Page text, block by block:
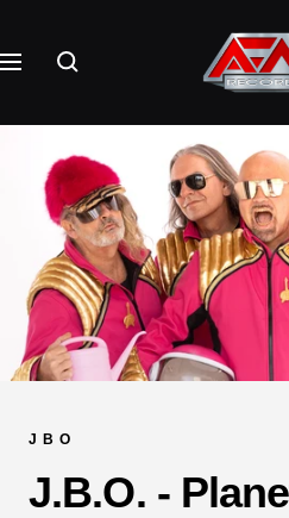
Inhalt
Navigation
AFM
Records
J B O
J.B.O. -